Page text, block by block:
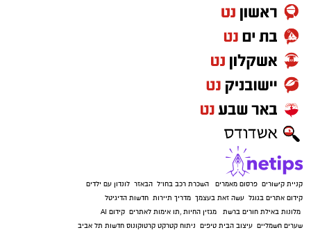
קניית קישורים פרסום מאמרים השכרת רכב בחו"ל הבאזר לונדון עם ילדים
קידום אתרים בגוגל עשה זאת בעצמך מדריך תיירות חדשות הדיגיטל
מלונות באילת חורים ברשת מגזין החיות ,תו אימות לאתרים קידום AI
שערים חשמליים עיצוב הבית טיפים ניתוח קטרקט קרטוקונוס חדשות תל אביב